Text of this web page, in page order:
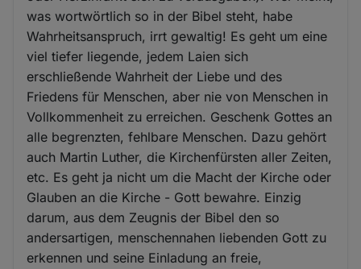
was wortwörtlich so in der Bibel steht, habe
Wahrheitsanspruch, irrt gewaltig! Es geht um eine
viel tiefer liegende, jedem Laien sich
erschließende Wahrheit der Liebe und des
Friedens für Menschen, aber nie von Menschen in
Vollkommenheit zu erreichen. Geschenk Gottes an
alle begrenzten, fehlbare Menschen. Dazu gehört
auch Martin Luther, die Kirchenfürsten aller Zeiten,
etc. Es geht ja nicht um die Macht der Kirche oder
Glauben an die Kirche - Gott bewahre. Einzig
darum, aus dem Zeugnis der Bibel den so
andersartigen, menschennahen liebenden Gott zu
erkennen und seine Einladung an freie,